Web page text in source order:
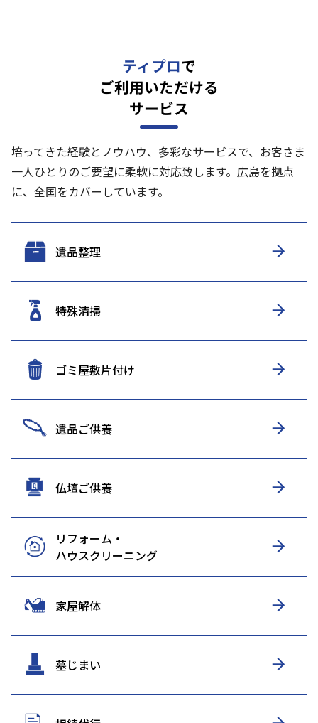
ティプロで
ご利用いただける
サービス
培ってきた経験とノウハウ、多彩なサービスで、お客さま
一人ひとりのご要望に柔軟に対応致します。 広島を拠点
に、全国をカバーしています。
遺品整理
特殊清掃
ゴミ屋敷片付け
遺品ご供養
仏壇ご供養
リフォーム・
ハウスクリーニング
家屋解体
墓じまい